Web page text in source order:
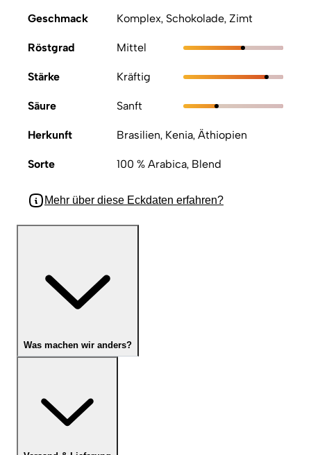
Geschmack Komplex, Schokolade, Zimt
Röstgrad Mittel
Stärke Kräftig
Säure Sanft
Herkunft Brasilien, Kenia, Äthiopien
Sorte 100 % Arabica, Blend
Mehr über diese Eckdaten erfahren?
Was machen wir anders?